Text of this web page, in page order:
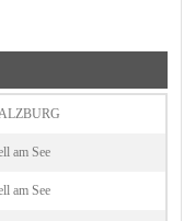
am See
am See